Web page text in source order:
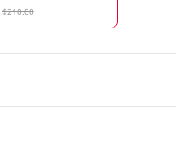
$210.00